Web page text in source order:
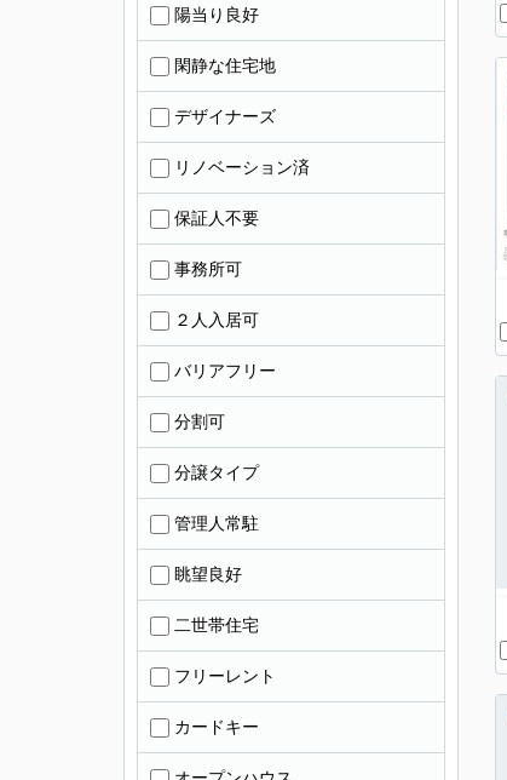
陽当り良好
閑静な住宅地
デザイナーズ
リノベーション済
保証人不要
事務所可
２人入居可
バリアフリー
分割可
分譲タイプ
管理人常駐
眺望良好
二世帯住宅
フリーレント
カードキー